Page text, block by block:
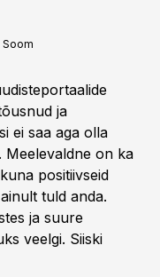
ja
ei saa aga olla
Meelevaldne on ka
positiivseid
tuld anda.
ja suure
veelgi. Siiski